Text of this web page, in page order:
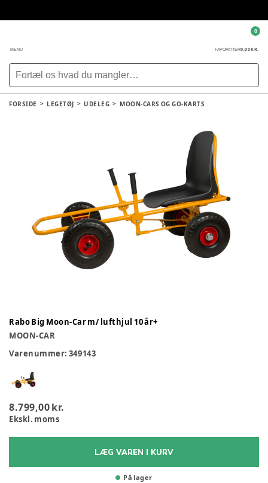
MENU FAVORITTER0,00 KR.
0
FORSIDE LEGETØJ UDELEG MOON-CARS OG GO-KARTS
Rabo Big Moon-Car m/ lufthjul 10 år+
MOON-CAR
Varenummer: 349143
8.799,00 kr.
Ekskl. moms
LÆG VAREN I KURV
På lager